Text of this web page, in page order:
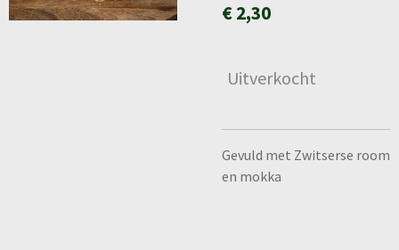
€ 2,30
Uitverkocht
Gevuld met Zwitserse room
en mokka